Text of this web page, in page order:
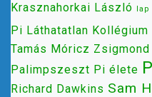
Krasznahorkai László lap
Pi Láthatatlan Kollégium
Tamás Móricz Zsigmond
Palimpszeszt Pi élete
Richard Dawkins Sam